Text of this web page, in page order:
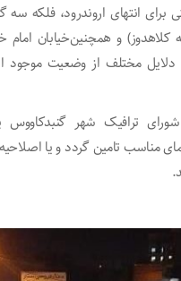
برای انتهای اروندرود، فلکه سه
کلاهدوز) و همچنین‌خیابان
دلایل مختلف از وضعیت موجود
ترافیک شهر گنبدکاووس
مناسب تامین گردد و یا